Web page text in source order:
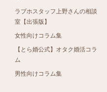
ラブホスタッフ上野さんの相談
室【出張版】
女性向けコラム集
【とら婚公式】オタク婚活コラ
ム
男性向けコラム集